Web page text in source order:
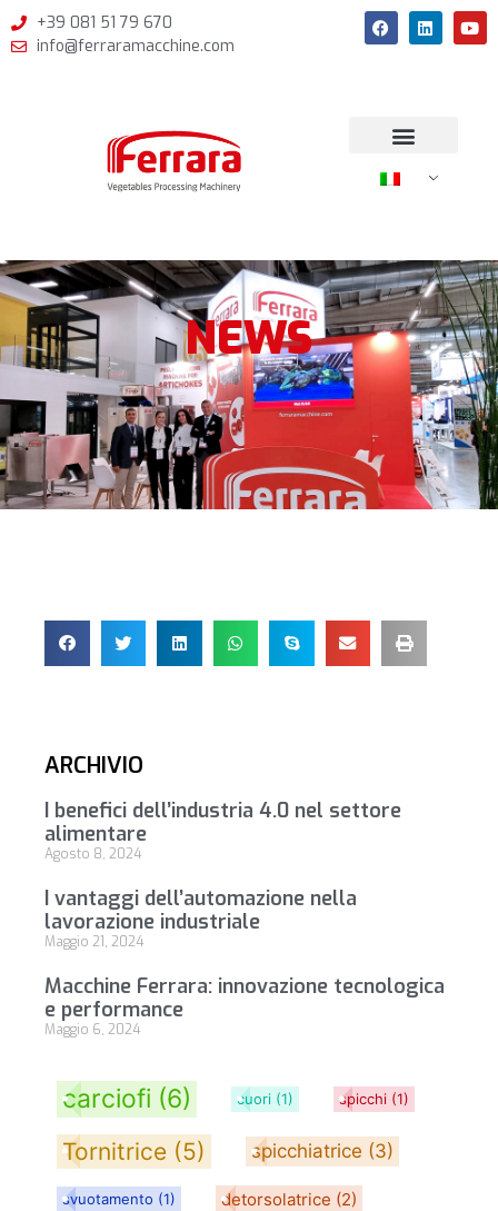
+39 081 51 79 670
info@ferraramacchine.com
NEWS
ARCHIVIO
I benefici dell’industria 4.0 nel settore
alimentare
Agosto 8, 2024
I vantaggi dell’automazione nella
lavorazione industriale
Maggio 21, 2024
Macchine Ferrara: innovazione tecnologica
e performance
Maggio 6, 2024
carciofi (6) cuori (1) spicchi (1)
Tornitrice (5) spicchiatrice (3)
svuotamento (1) detorsolatrice (2)